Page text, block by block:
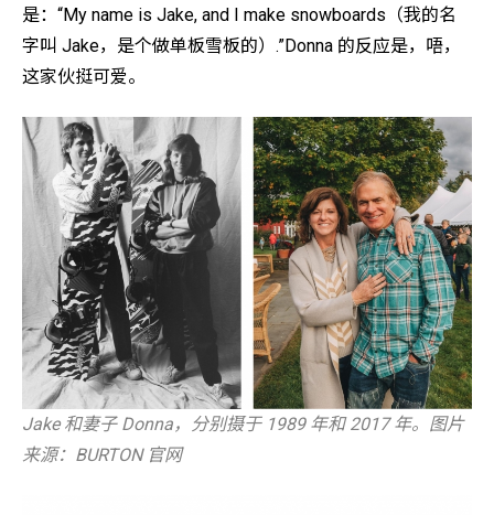
是：“My name is Jake, and I make snowboards（我的名
字叫 Jake，是个做单板雪板的）.”Donna 的反应是，唔，
这家伙挺可爱。
Jake 和妻子 Donna，分别摄于 1989 年和 2017 年。图片
来源：BURTON 官网